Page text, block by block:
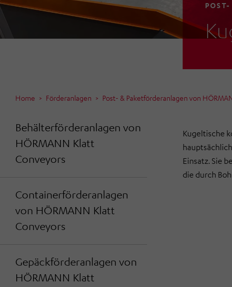
Home Förderanlagen Post- & Paketförderanlagen von
Behälterförderanlagen von
HÖRMANN Klatt
Conveyors
Containerförderanlagen
von HÖRMANN Klatt
Conveyors
Gepäckförderanlagen von
HÖRMANN Klatt
Kugeltische
Einsatz. Sie
die durch